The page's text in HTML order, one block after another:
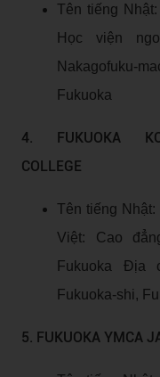
Tên tiếng
Học viện
Nakagofuku-
Fukuoka
4. FUKUOKA
COLLEGE
Tên tiếng
Việt: Cao
Fukuoka Địa
Fukuoka-shi,
5. FUKUOKA YMCA